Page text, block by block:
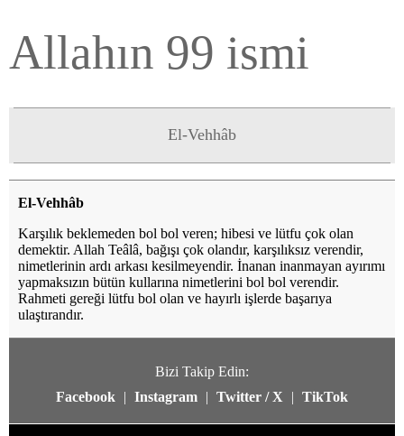
Allahın 99 ismi
El-Vehhâb
El-Vehhâb
Karşılık beklemeden bol bol veren; hibesi ve lütfu çok olan
demektir. Allah Teâlâ, bağışı çok olandır, karşılıksız verendir,
nimetlerinin ardı arkası kesilmeyendir. İnanan inanmayan ayırımı
yapmaksızın bütün kullarına nimetlerini bol bol verendir.
Rahmeti gereği lütfu bol olan ve hayırlı işlerde başarıya
ulaştırandır.
Bizi Takip Edin:
Facebook | Instagram | Twitter / X | TikTok